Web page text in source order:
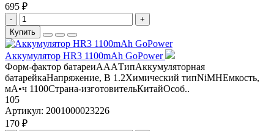
695 ₽
-
+
Купить
Аккумулятор HR3 1100mAh GoPower
Форм-фактор батареиAAAТипАккумуляторная
батарейкаНапряжение, В 1.2Химический типNiMHЕмкость,
мА•ч 1100Страна-изготовительКитайОсоб..
105
Артикул: 2001000023226
170 ₽